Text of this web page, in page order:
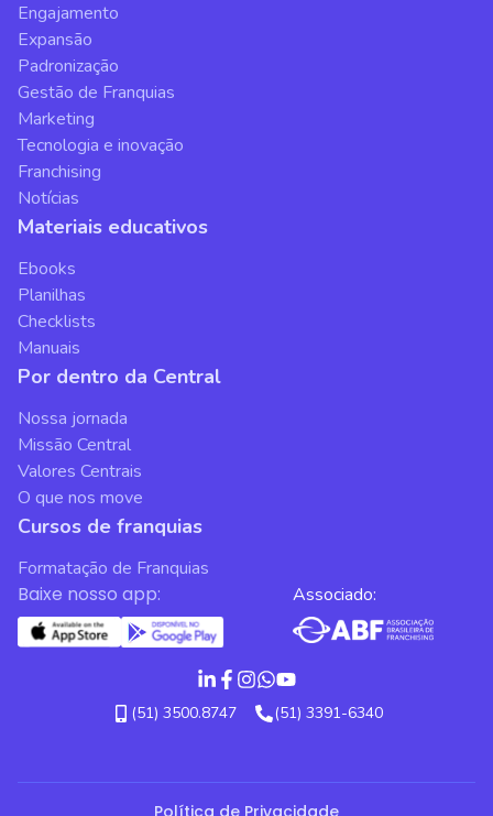
Baixe nosso app: Associado:
(51) 3500.8747 (51) 3391-6340
Engajamento
Expansão
Padronização
Gestão de Franquias
Marketing
Tecnologia e inovação
Franchising
Notícias
Materiais educativos
Ebooks
Planilhas
Checklists
Manuais
Por dentro da Central
Nossa jornada
Missão Central
Valores Centrais
O que nos move
Cursos de franquias
Formatação de Franquias